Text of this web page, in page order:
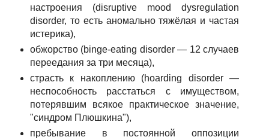
настроения (disruptive mood dysregulation
disorder, то есть аномально тяжёлая и частая
истерика),
обжорство (binge-eating disorder — 12 случаев
переедания за три месяца),
страсть к накоплению (hoarding disorder —
неспособность расстаться с имуществом,
потерявшим всякое практическое значение,
"синдром Плюшкина"),
пребывание в постоянной оппозиции